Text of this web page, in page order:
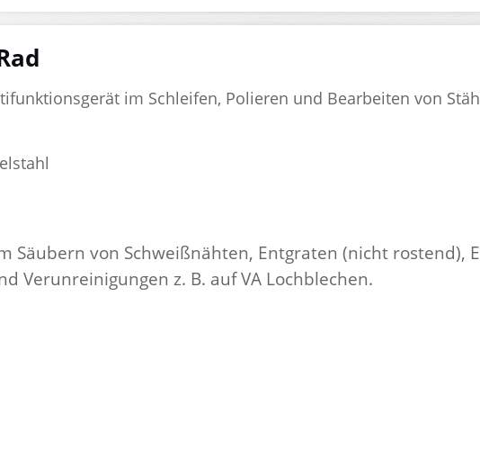
im Schleifen, Polieren und Bearbeiten von
Säubern von Schweißnähten, Entgraten (nicht rostend),
Verunreinigungen z. B. auf VA Lochblechen.